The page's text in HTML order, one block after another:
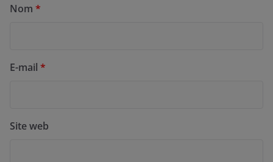
Nom *
E-mail *
Site web